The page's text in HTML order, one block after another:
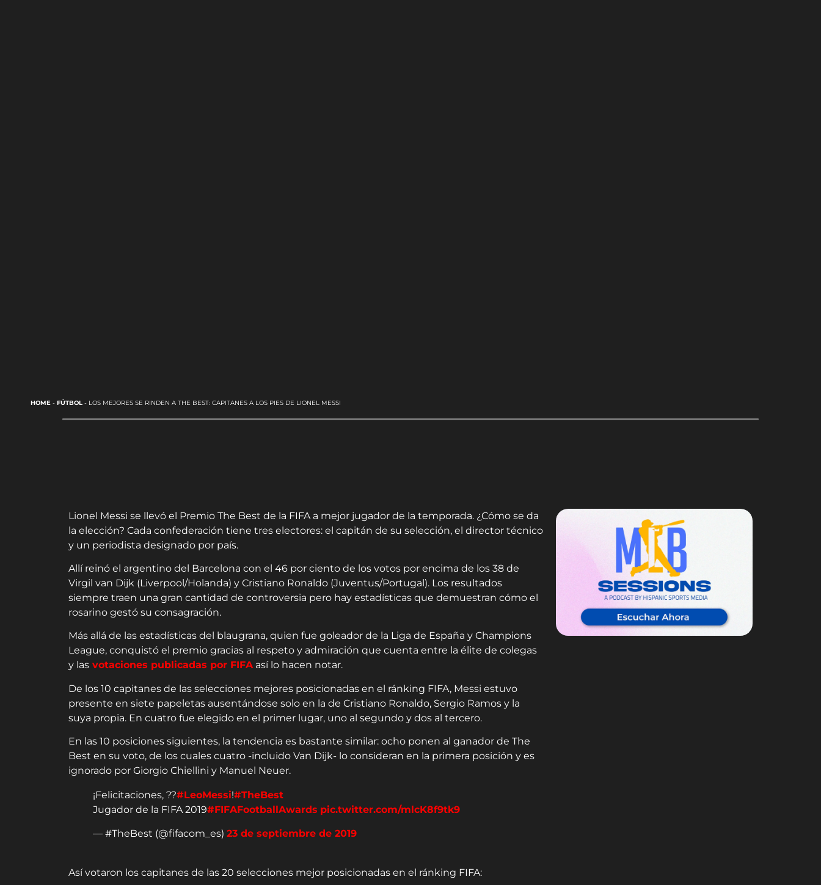
HOME- FÚTBOL- LOS MEJORES SE RINDEN A THE BEST: CAPITANES A LOS PIES DE LIONEL MESSI
Lionel Messi se llevó el Premio The Best de la FIFA a mejor jugador de la temporada. ¿Cómo se da
la elección? Cada confederación tiene tres electores: el capitán de su selección, el director técnico
y un periodista designado por país.
Allí reinó el argentino del Barcelona con el 46 por ciento de los votos por encima de los 38 de
Virgil van Dijk (Liverpool/Holanda) y Cristiano Ronaldo (Juventus/Portugal). Los resultados
siempre traen una gran cantidad de controversia pero hay estadísticas que demuestran cómo el
rosarino gestó su consagración.
Más allá de las estadísticas del blaugrana, quien fue goleador de la Liga de España y Champions
League, conquistó el premio gracias al respeto y admiración que cuenta entre la élite de colegas
y las votaciones publicadas por FIFAasí lo hacen notar.
De los 10 capitanes de las selecciones mejores posicionadas en el ránking FIFA, Messi estuvo
presente en siete papeletas ausentándose solo en la de Cristiano Ronaldo, Sergio Ramos y la
suya propia. En cuatro fue elegido en el primer lugar, uno al segundo y dos al tercero.
En las 10 posiciones siguientes, la tendencia es bastante similar: ocho ponen al ganador de The
Best en su voto, de los cuales cuatro -incluido Van Dijk- lo consideran en la primera posición y es
ignorado por Giorgio Chiellini y Manuel Neuer.
¡Felicitaciones, ??#LeoMessi!#TheBest
Jugador de la FIFA 2019#FIFAFootballAwards pic.twitter.com/mlcK8f9tk9
— #TheBest (@fifacom_es) 23 de septiembre de 2019
Así votaron los capitanes de las 20 selecciones mejor posicionadas en el ránking FIFA: